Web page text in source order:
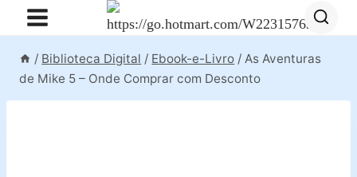
Pular
para
Conteúdo
/ Biblioteca Digital / Ebook-e-Livro / As Aventuras
de Mike 5 – Onde Comprar com Desconto